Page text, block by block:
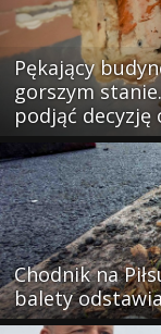
Pękający
gorszym
podjąć decyzję
Chodnik na
balety